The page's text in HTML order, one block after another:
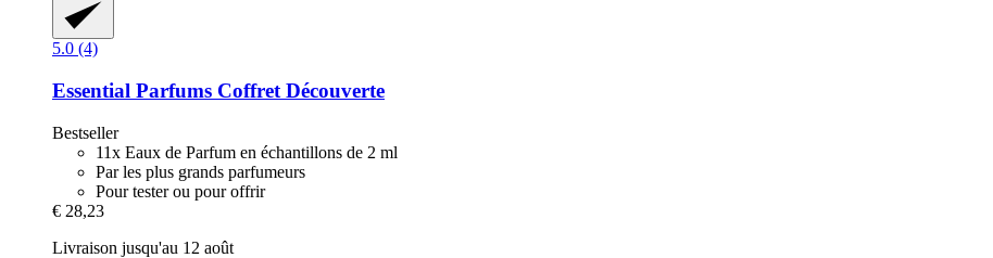
5.0 (4)
Essential Parfums Coffret Découverte
Bestseller
11x Eaux de Parfum en échantillons de 2 ml
Par les plus grands parfumeurs
Pour tester ou pour offrir
€ 28,23
Livraison jusqu'au 12 août